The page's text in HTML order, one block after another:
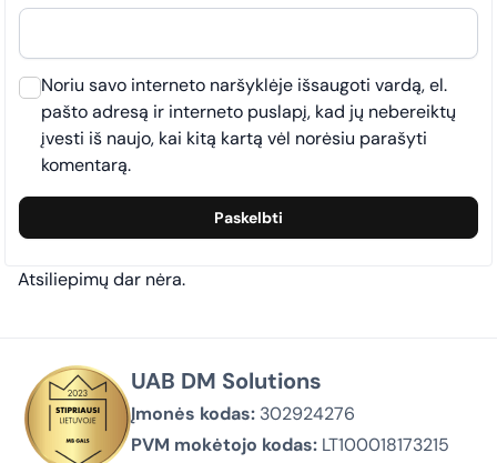
Atsiliepimų dar nėra.
Noriu savo interneto naršyklėje išsaugoti vardą, el.
pašto adresą ir interneto puslapį, kad jų nebereiktų
įvesti iš naujo, kai kitą kartą vėl norėsiu parašyti
komentarą.
UAB DM Solutions
Įmonės kodas: 302924276
PVM mokėtojo kodas: LT100018173215